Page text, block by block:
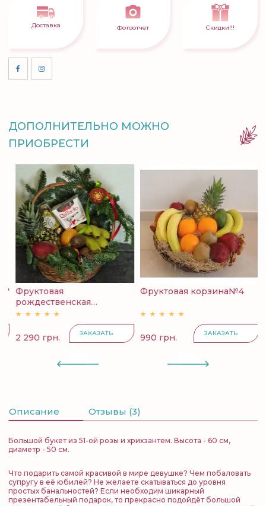
Доставка Фотоотчет Скидки!!!
ДОПОЛНИТЕЛЬНО МОЖНО
ПРИОБРЕСТИ
Фруктовая
рождественская
корзина...
2 290 грн. ЗАКАЗАТЬ
Фруктовая корзина№4
990 грн. ЗАКАЗАТЬ
Описание Отзывы (3)
Большой букет из 51-ой розы и хрихзантем. Высота - 60 см,
диаметр - 50 см.
Что подарить самой красивой в мире девушке? Чем побаловать
супругу в её юбилей? Не желаете скатываться до уровня
простых банальностей? Если необходим шикарный
презентабельный подарок, то прекрасно подойдёт большой